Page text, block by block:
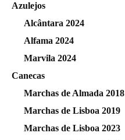
Azulejos
Alcântara 2024
Alfama 2024
Marvila 2024
Canecas
Marchas de Almada 2018
Marchas de Lisboa 2019
Marchas de Lisboa 2023